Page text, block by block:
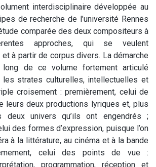
interdisciplinaire développée au
de recherche de l’université Rennes
comparée des deux compositeurs à
approches, qui se veulent
à partir de corpus divers. La démarche
de ce volume fortement articulé
strates culturelles, intellectuelles et
croisement : premièrement, celui de
leurs deux productions lyriques et, plus
deux univers qu’ils ont engendrés ;
des formes d’expression, puisque l’on
à la littérature, au cinéma et à la bande
celui des points de vue :
programmation, réception et